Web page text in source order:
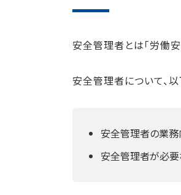
安全管理者とは「労働
安全管理者について、
安全管理者の業務
安全管理者が必